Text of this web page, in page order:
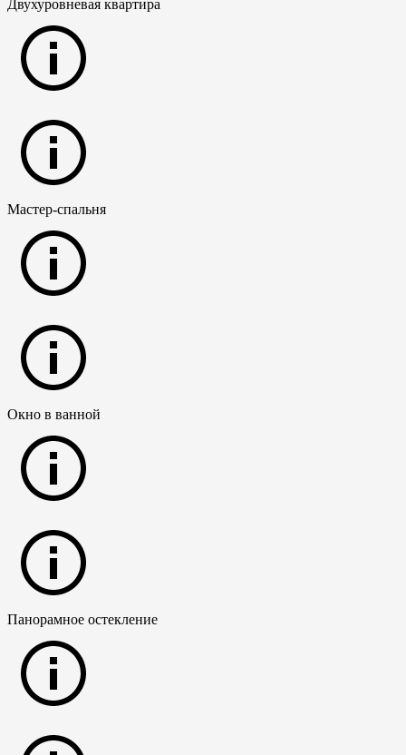
Двухуровневая квартира
Мастер-спальня
Окно в ванной
Панорамное остекление